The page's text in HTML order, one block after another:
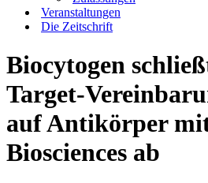
Veranstaltungen
Die Zeitschrift
Biocytogen
Target-
auf Antikörper
Biosciences ab